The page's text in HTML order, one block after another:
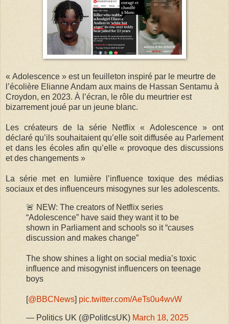
« Adolescence » est un feuilleton inspiré par le meurtre de
l’écolière Elianne Andam aux mains de Hassan Sentamu à
Croydon, en 2023. À l’écran, le rôle du meurtrier est
bizarrement joué par un jeune blanc.
Les créateurs de la série Netflix « Adolescence » ont
déclaré qu’ils souhaitaient qu’elle soit diffusée au Parlement
et dans les écoles afin qu’elle « provoque des discussions
et des changements »
La série met en lumière l’influence toxique des médias
sociaux et des influenceurs misogynes sur les adolescents.
🚨 NEW: The creators of Netflix series
“Adolescence” have said they want it to be
shown in Parliament and schools so it “causes
discussion and makes change”
The show shines a light on social media’s toxic
influence and misogynist influencers on teenage
boys
[@BBCNews] pic.twitter.com/AeTs0u4wvW
— Politics UK (@PolitlcsUK) March 18, 2025